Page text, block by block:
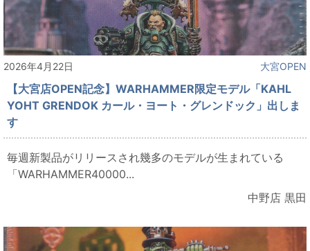
2026年4月22日 大宮OPEN
【大宮店OPEN記念】WARHAMMER限定モデル「KAHL
YOHT GRENDOK カール・ヨート・グレンドック」出しま
す
毎週新製品がリリースされ幾多のモデルが生まれている
「WARHAMMER40000...
中野店 黒田